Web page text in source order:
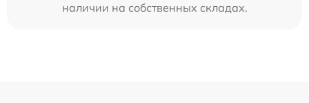
наличии на собственных складах.